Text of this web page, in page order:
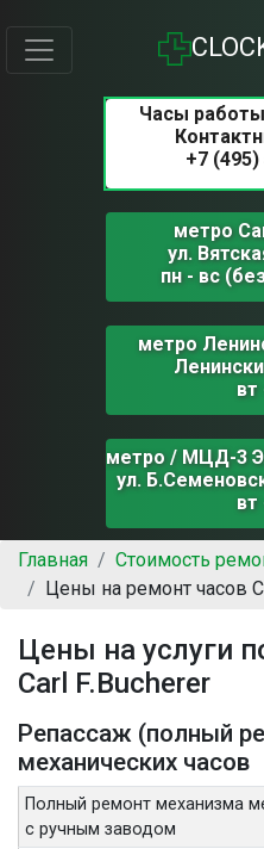
Часы
+7 (495)
метро
ул.
пн - вс
метро
вт
метро / МЦД-3
ул.
вт
Главная
Стоимость
Цены на ремонт часов
Цены на услуги
Carl F.Bucherer
Репассаж (полный
механических часов
Полный ремонт механизма
с ручным заводом